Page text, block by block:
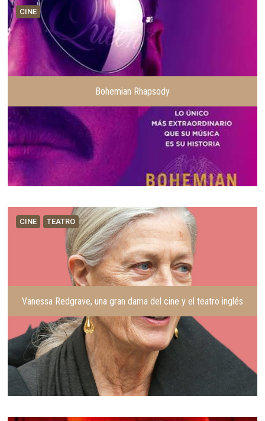
CINE
Bohemian Rhapsody
CINE TEATRO
Vanessa Redgrave, una gran dama del cine y el teatro inglés